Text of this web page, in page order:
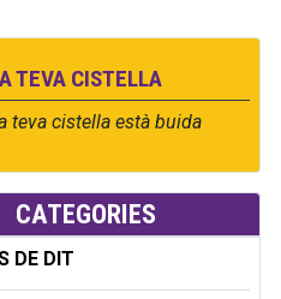
TEVA CISTELLA
teva cistella està buida
CATEGORIES
DE DIT